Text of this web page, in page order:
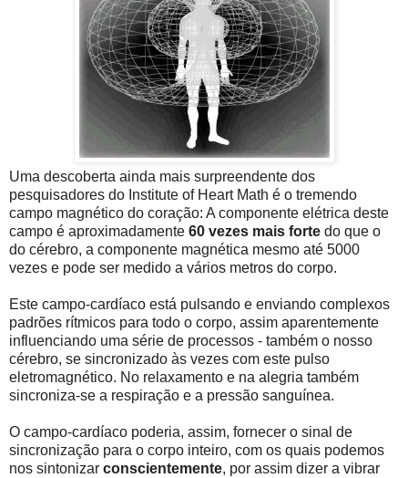
Uma descoberta ainda mais surpreendente dos
pesquisadores do Institute of Heart Math é o tremendo
campo magnético do coração: A componente elétrica deste
campo é aproximadamente 60 vezes mais forte do que o
do cérebro, a componente magnética mesmo até 5000
vezes e pode ser medido a vários metros do corpo.
Este campo-cardíaco está pulsando e enviando complexos
padrões rítmicos para todo o corpo, assim aparentemente
influenciando uma série de processos - também o nosso
cérebro, se sincronizado às vezes com este pulso
eletromagnético. No relaxamento e na alegria também
sincroniza-se a respiração e a pressão sanguínea.
O campo-cardíaco poderia, assim, fornecer o sinal de
sincronização para o corpo inteiro, com os quais podemos
nos sintonizar conscientemente, por assim dizer a vibrar